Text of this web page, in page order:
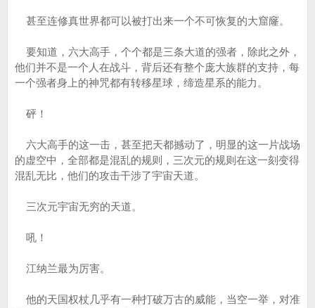
甚至连修真世界都可以被打出来一个不可恢复的大窟窿。
要知道，六大高手，个个都是三条大道的强者，除此之外，
他们并不是一个人在战斗，背后还有整个庞大族群的支持，每
一个强者身上的神咒都有转移星球，缔造星系的能力。
砰！
六大高手的这一击，甚至把天都撼动了，明显的这一片战场
的虚空中，全部都是混乱的规则，三次元的规则在这一刻变得
混乱无比，他们的攻击干涉了宇宙天道。
三次元宇宙无穷的天道。
吼！
江纳兰最为厉害。
他的天国权杖几乎有一种打破万古的威能，当空一举，对准